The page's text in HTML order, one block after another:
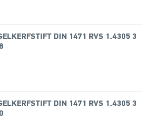
DIN 1471 RVS 1.4305 3
DIN 1471 RVS 1.4305 3